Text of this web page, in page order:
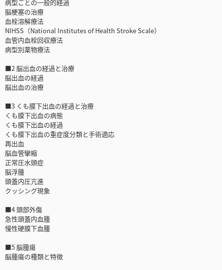
病型ごとの一般的経過
脳梗塞の治療
血栓溶解療法
NIHSS（National Institutes of Health Stroke Scale）
血管内血栓回収療法
病型別薬物療法
■2 脳出血の経過と治療
脳出血の経過
脳出血の治療
■3 くも膜下出血の経過と治療
くも膜下出血の病態
くも膜下出血の経過
くも膜下出血の重症度分類と手術適応
再出血
脳血管攣縮
正常圧水頭症
脳浮腫
頭蓋内圧亢進
クッシング現象
■4 頭部外傷
急性頭蓋内血腫
慢性硬膜下血腫
■5 脳腫瘍
脳腫瘍の種類と特徴